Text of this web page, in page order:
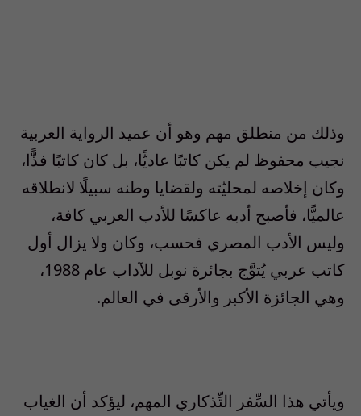
وذلك من منطلق مهم وهو أن عميد الرواية العربية
نجيب محفوظ لم يكن كاتبًا عاديًّا، بل كان كاتبًا فذًّا،
وكان إخلاصه لمحليّته ولقضايا وطنه سبيلًا لانطلاقه
عالميًّا، فأصبح أدبه عاكسًا للأدب العربي كافة،
وليس الأدب المصري فحسب، وكان ولا يزال أول
كاتب عربي يُتوَّج بجائرة نوبل للآداب عام 1988،
وهي الجائزة الأكبر والأرقى في العالم.
ويأتي هذا السِّفر التِّذكاري المهم، ليؤكد أن الغياب